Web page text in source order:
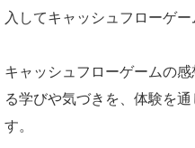
入してキャッシュフローゲー
キャッシュフローゲームの
る学びや気づきを、体験を
す。